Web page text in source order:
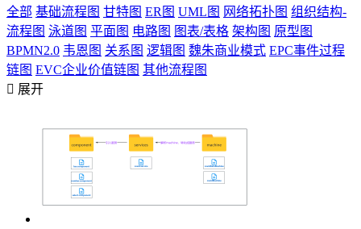
全部 基础流程图 甘特图 ER图 UML图 网络拓扑图 组织结构-
流程图 泳道图 平面图 电路图 图表/表格 架构图 原型图
BPMN2.0 韦恩图 关系图 逻辑图 魏朱商业模式 EPC事件过程
链图 EVC企业价值链图 其他流程图
 展开